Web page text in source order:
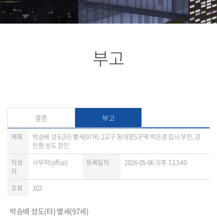
부고
결혼 부고
제목
박승배 성도(타) 별세(97세) 2교구 동대문5구역 박은경 집사 부친, 강
인환 성도 장인
작성
자
사무처(office) 등록일자 2026-05-06 오후 7:13:40
조회 302
박승배 성도(타) 별세(97세)